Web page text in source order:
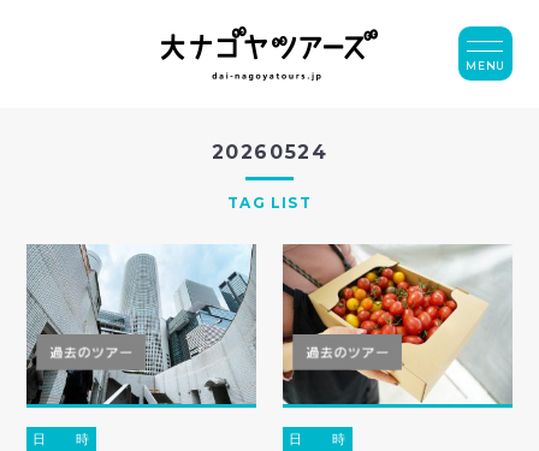
20260524
TAG LIST
日 時 日 時
MENU